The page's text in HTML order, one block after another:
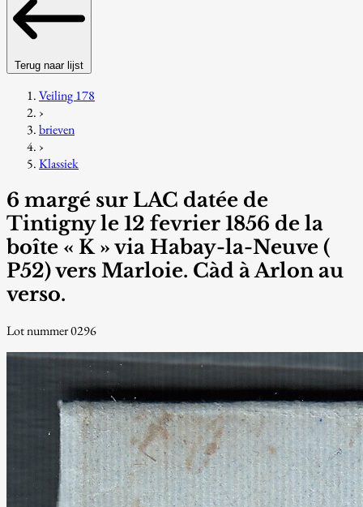
Terug naar lijst
Veiling 178
›
brieven
›
Klassiek
6 margé sur LAC datée de
Tintigny le 12 fevrier 1856 de la
boîte « K » via Habay-la-Neuve (
P52) vers Marloie. Càd à Arlon au
verso.
Lot nummer 0296